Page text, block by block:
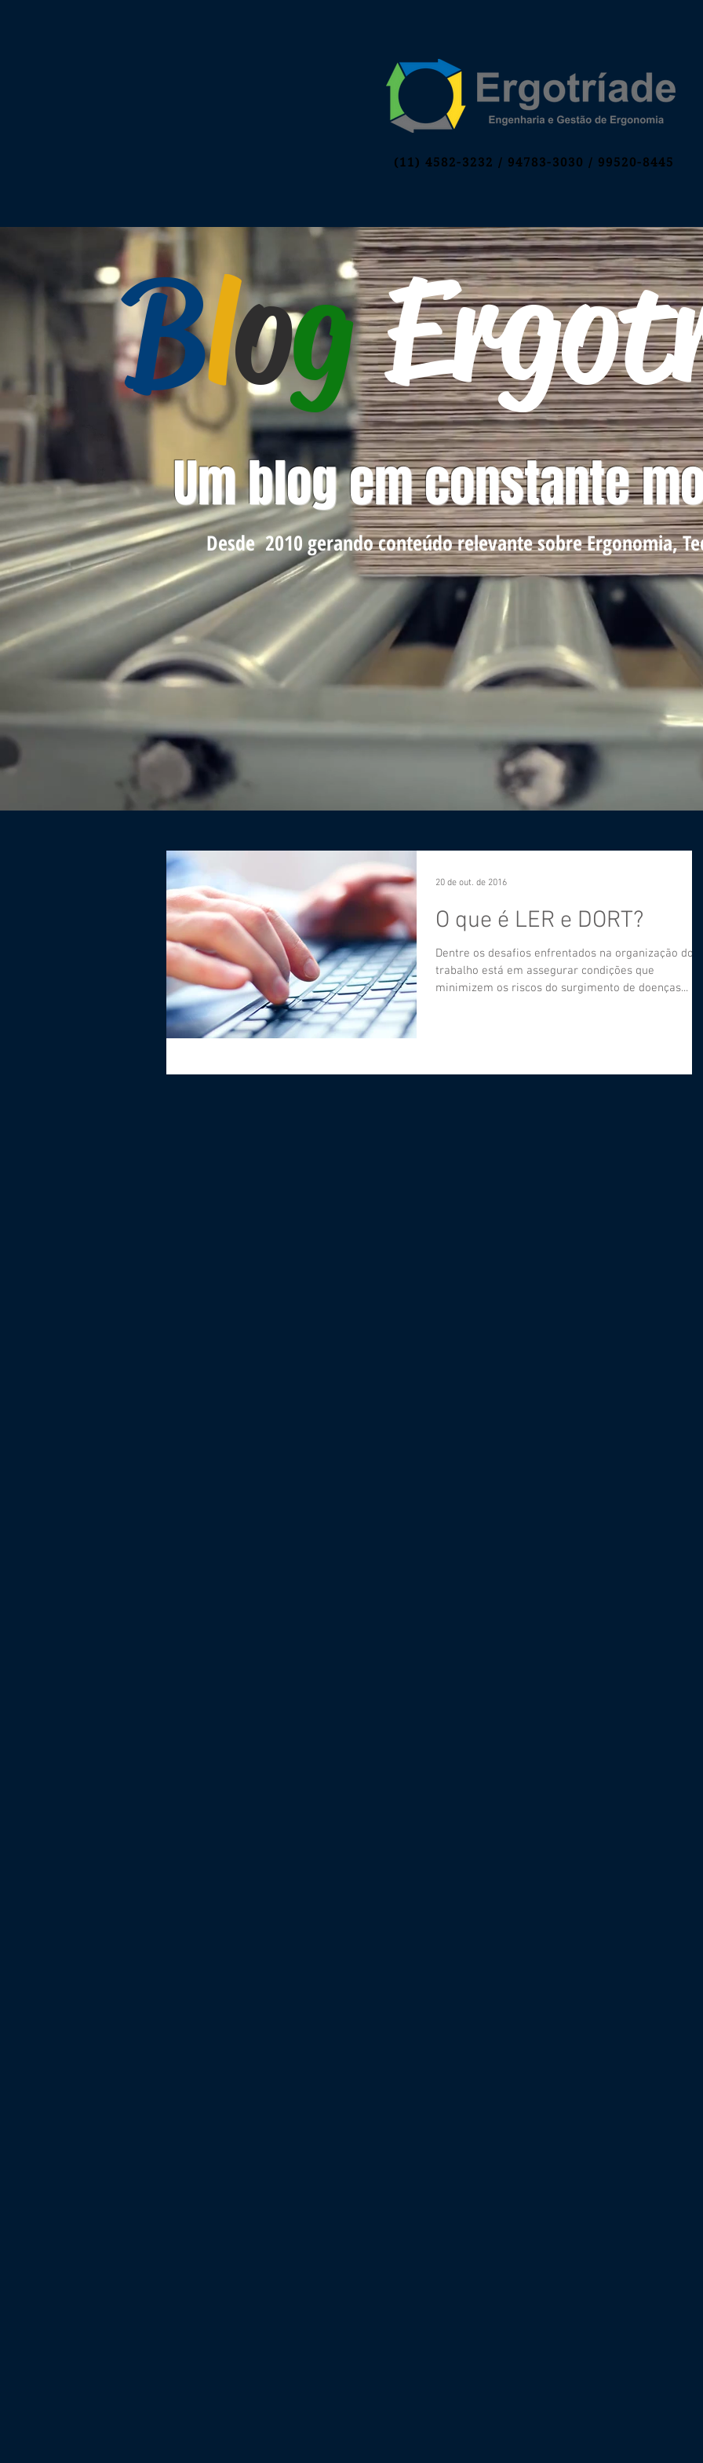
(11) 4582-3232 / 94783-3030 / 99520-8445
Blog
Um blog em constante
Desde 2010 gerando conteúdo relevante sobre Ergonomia,
O que é LER e DORT?
Dentre os desafios enfrentados na organização do
trabalho está em assegurar condições que
minimizem os riscos do surgimento de doenças...
20 de out. de 2016